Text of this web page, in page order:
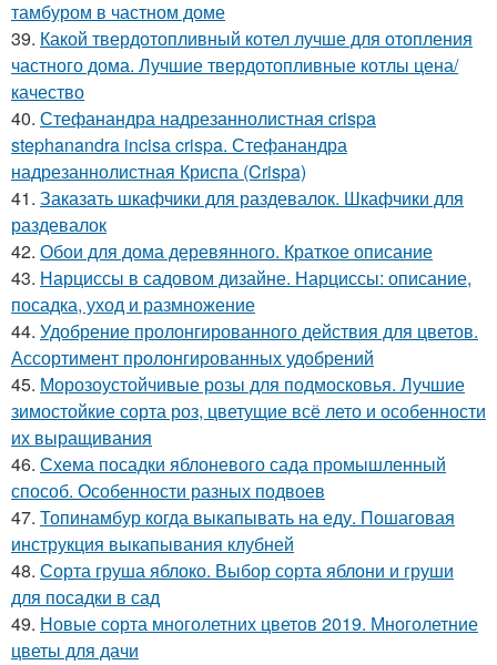
тамбуром в частном доме
39. Какой твердотопливный котел лучше для отопления
частного дома. Лучшие твердотопливные котлы цена/
качество
40. Стефанандра надрезаннолистная crispa
stephanandra incisa crispa. Стефанандра
надрезаннолистная Криспа (Crispa)
41. Заказать шкафчики для раздевалок. Шкафчики для
раздевалок
42. Обои для дома деревянного. Краткое описание
43. Нарциссы в садовом дизайне. Нарциссы: описание,
посадка, уход и размножение
44. Удобрение пролонгированного действия для цветов.
Ассортимент пролонгированных удобрений
45. Морозоустойчивые розы для подмосковья. Лучшие
зимостойкие сорта роз, цветущие всё лето и особенности
их выращивания
46. Схема посадки яблоневого сада промышленный
способ. Особенности разных подвоев
47. Топинамбур когда выкапывать на еду. Пошаговая
инструкция выкапывания клубней
48. Сорта груша яблоко. Выбор сорта яблони и груши
для посадки в сад
49. Новые сорта многолетних цветов 2019. Многолетние
цветы для дачи